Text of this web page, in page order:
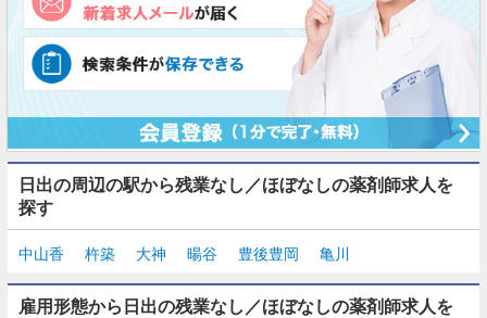
日出の周辺の駅から残業なし／ほぼなしの薬剤師求人を
探す
中山香 杵築 大神 暘谷 豊後豊岡 亀川
雇用形態から日出の残業なし／ほぼなしの薬剤師求人を